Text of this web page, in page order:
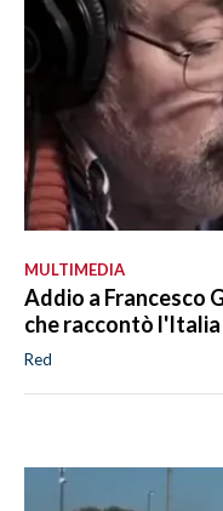
MULTIMEDIA
Addio a Francesco
che raccontò l'Italia
Red